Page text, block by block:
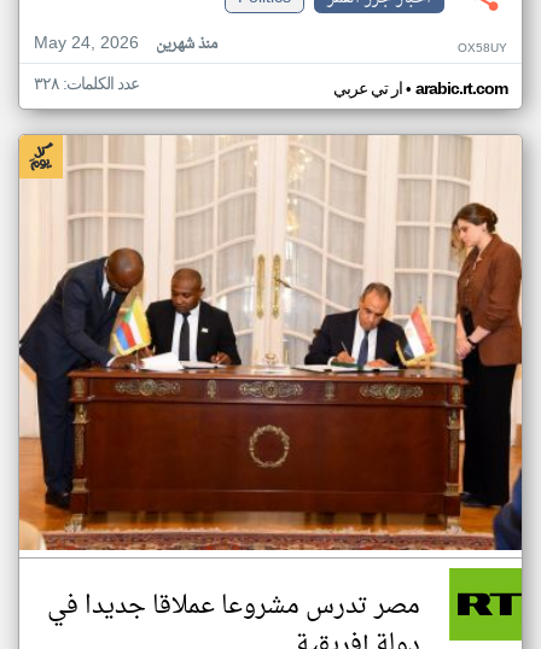
May 24, 2026
منذ شهرين OX58UY
ار تي عربي• arabic.rt.com عدد الكلمات: ٣٢٨
مصر تدرس مشروعا عملاقا جديدا في